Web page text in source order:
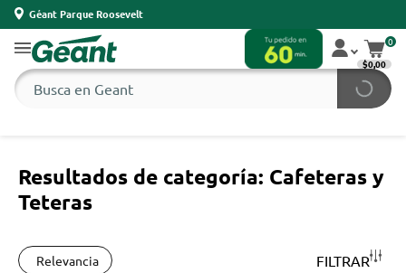
Géant Parque Roosevelt
0
$0,00
Resultados de categoría: Cafeteras y
Teteras
Relevancia FILTRAR